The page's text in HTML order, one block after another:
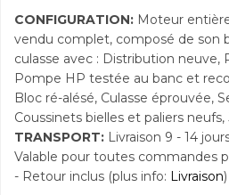
CONFIGURATION: Moteur
vendu complet, composé de son
culasse avec : Distribution neuve,
Pompe HP testée au banc et
Bloc ré-alésé, Culasse éprouvée,
Coussinets bielles et paliers
TRANSPORT: Livraison 9 - 14
Valable pour toutes commandes
- Retour inclus (plus info: Livraison)